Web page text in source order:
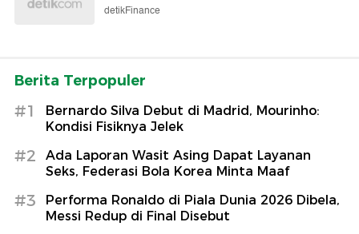
detikFinance
Berita Terpopuler
#1
Bernardo Silva Debut di Madrid, Mourinho:
Kondisi Fisiknya Jelek
#2
Ada Laporan Wasit Asing Dapat Layanan
Seks, Federasi Bola Korea Minta Maaf
#3
Performa Ronaldo di Piala Dunia 2026 Dibela,
Messi Redup di Final Disebut